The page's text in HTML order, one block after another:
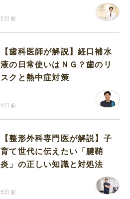
2日前
【歯科医師が解説】経口補水
液の日常使いはＮＧ？歯のリ
スクと熱中症対策
4日前
【整形外科専門医が解説】子
育て世代に伝えたい「腱鞘
炎」の正しい知識と対処法
5日前